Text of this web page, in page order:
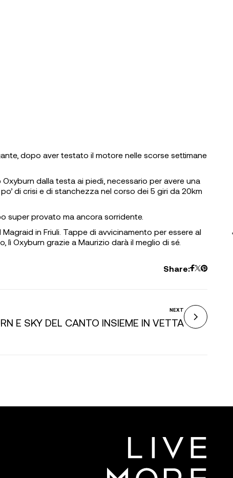
dopo aver testato il motore nelle scorse settimane
dalla testa ai piedi, necessario per avere una
di crisi e di stanchezza nel corso dei 5 giri da 20km
super provato ma ancora sorridente.
in Friuli. Tappe di avvicinamento per essere al
Oxyburn grazie a Maurizio darà il meglio di sé.
Share:
NEXT
E SKY DEL CANTO INSIEME IN VETTA